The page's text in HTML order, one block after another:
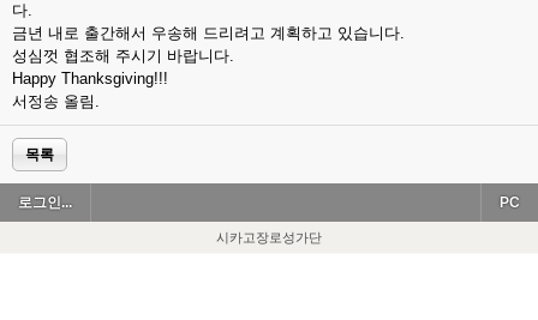
다.
금년 내로 출간해서 우송해 드리려고 계획하고 있습니다.
성심껏 협조해 주시기 바랍니다.
Happy Thanksgiving!!!
서정송 올림.
목록
로그인... PC
시카고장로성가단